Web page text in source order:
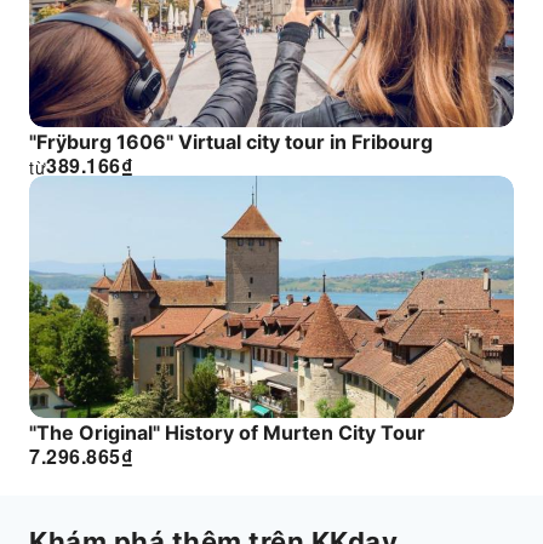
"Frÿburg 1606" Virtual city tour in Fribourg
₫
389.166
từ
"The Original" History of Murten City Tour
₫
7.296.865